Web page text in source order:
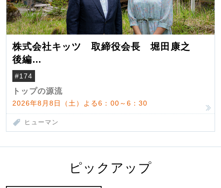
株式会社キッツ 取締役会長 堀田康之
後編
米国駐在でも浮かんだ八ヶ岳 山小屋を営
んだ父母
#174
トップの源流
2026年8月8日（土）よる6：00～6：30
ヒューマン
ピックアップ